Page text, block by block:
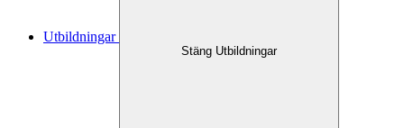
Utbildningar
Stäng Utbildningar